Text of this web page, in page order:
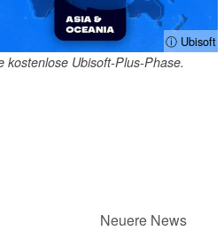
ⓘ Ubisoft
kostenlose Ubisoft-Plus-Phase.
Neuere News